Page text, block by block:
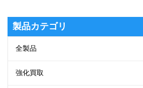
製品カテゴリ
全製品
強化買取